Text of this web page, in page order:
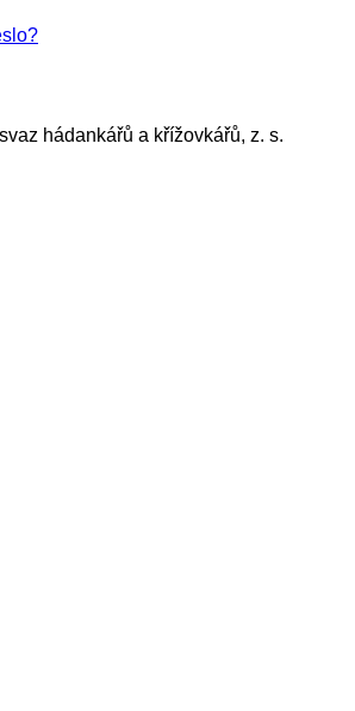
hádankářů a křížovkářů, z. s.